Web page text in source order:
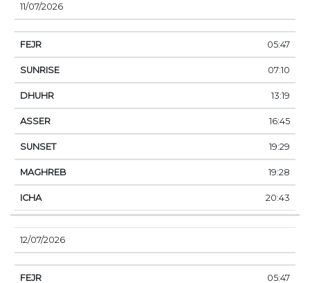
11/07/2026
05:47
07:10
13:19
16:45
19:29
19:28
20:43
12/07/2026
05:47